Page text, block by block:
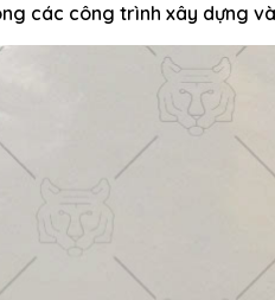
các công trình xây dựng